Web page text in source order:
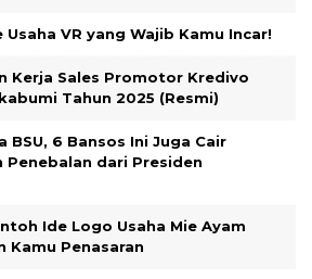
Usaha VR yang Wajib Kamu Incar!
Kerja Sales Promotor Kredivo
Tahun 2025 (Resmi)
BSU, 6 Bansos Ini Juga Cair
Penebalan dari Presiden
Ide Logo Usaha Mie Ayam
Kamu Penasaran